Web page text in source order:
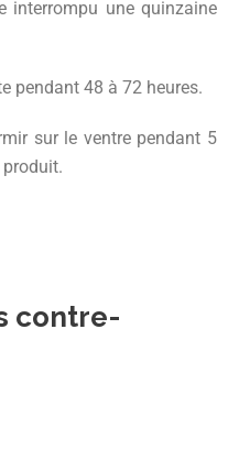
interrompu une quinzaine
pendant 48 à 72 heures.
sur le ventre pendant 5
contre-